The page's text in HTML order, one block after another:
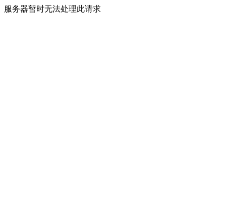
服务器暂时无法处理此请求